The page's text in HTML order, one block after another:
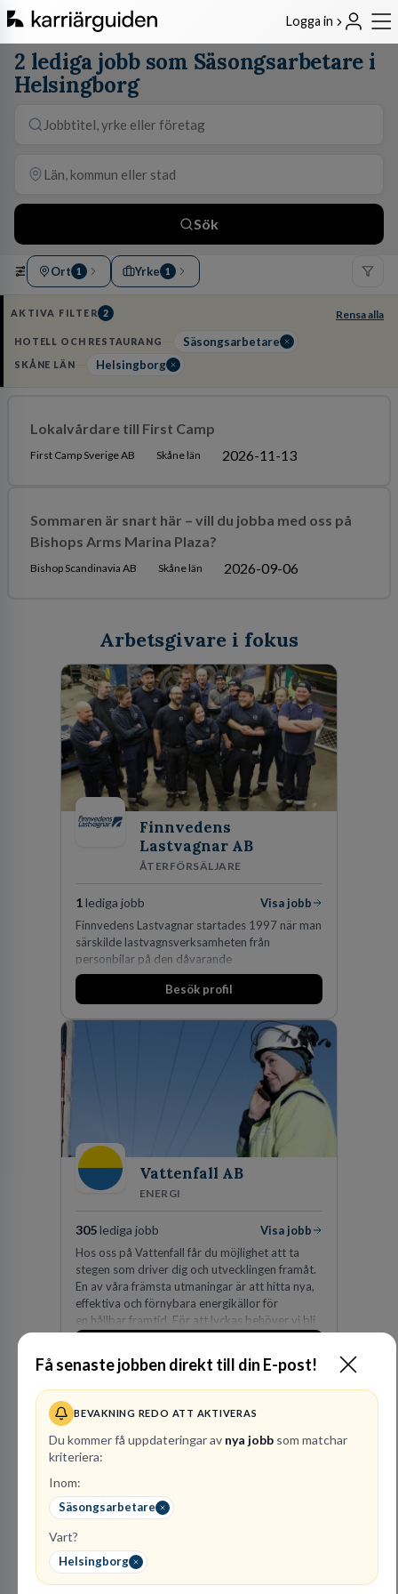
Logga in
Få senaste jobben direkt till din E-post!
BEVAKNING REDO ATT AKTIVERAS
Du kommer få uppdateringar av nya jobb som matchar
kriteriera:
Inom:
Säsongsarbetare
Vart?
Helsingborg
2 lediga jobb som Säsongsarbetare i
Helsingborg
Sök
Ort 1 Yrke 1
AKTIVA FILTER 2 Rensa alla
HOTELL OCH RESTAURANG Säsongsarbetare
SKÅNE LÄN Helsingborg
Lokalvårdare till First Camp
First Camp Sverige AB Skåne län 2026-11-13
Sommaren är snart här – vill du jobba med oss på
Bishops Arms Marina Plaza?
Bishop Scandinavia AB Skåne län 2026-09-06
Arbetsgivare i fokus
Finnvedens
Lastvagnar AB
ÅTERFÖRSÄLJARE
1lediga jobb
Visa jobb
Finnvedens Lastvagnar startades 1997 när man
särskilde lastvagnsverksamheten från
personbilar på den dåvarande
huvudanläggningen i Värnamo. Sedan dess har
man expanderat kraftigt genom ett antal
den största privata återförsäljaren av Volvo
Lastvagnar och finns representerade på 20
Besök profil
Vattenfall AB
ENERGI
305 lediga jobb
Visa jobb
Hos oss på Vattenfall får du möjlighet att ta
stegen som driver dig och utvecklingen framåt.
En av våra främsta utmaningar är att hitta nya,
effektiva och förnybara energikällor för
en hållbar framtid. För att lyckas behöver vi bli
fler medarbetare som vill göra skillnad.
Advokatbyrån
JURIDISK RÅDGIVNING